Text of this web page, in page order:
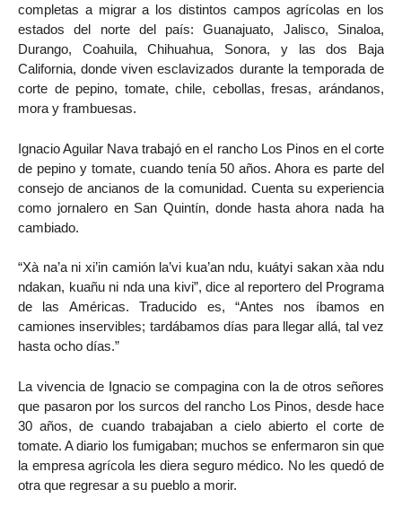
completas a migrar a los distintos campos agrícolas en los
estados del norte del país: Guanajuato, Jalisco, Sinaloa,
Durango, Coahuila, Chihuahua, Sonora, y las dos Baja
California, donde viven esclavizados durante la temporada de
corte de pepino, tomate, chile, cebollas, fresas, arándanos,
mora y frambuesas.
Ignacio Aguilar Nava trabajó en el rancho Los Pinos en el corte
de pepino y tomate, cuando tenía 50 años. Ahora es parte del
consejo de ancianos de la comunidad. Cuenta su experiencia
como jornalero en San Quintín, donde hasta ahora nada ha
cambiado.
“Xà na’a ni xi’in camión la’vi kua’an ndu, kuátyi sakan xàa ndu
ndakan, kuañu ni nda una kivi”, dice al reportero del Programa
de las Américas. Traducido es, “Antes nos íbamos en
camiones inservibles; tardábamos días para llegar allá, tal vez
hasta ocho días.”
La vivencia de Ignacio se compagina con la de otros señores
que pasaron por los surcos del rancho Los Pinos, desde hace
30 años, de cuando trabajaban a cielo abierto el corte de
tomate. A diario los fumigaban; muchos se enfermaron sin que
la empresa agrícola les diera seguro médico. No les quedó de
otra que regresar a su pueblo a morir.